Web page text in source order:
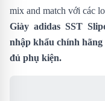
mix and match với các
Giày adidas SST
nhập khẩu chính
đủ phụ kiện.